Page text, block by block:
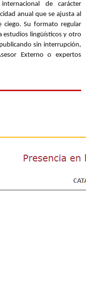
de carácter
anual que se ajusta al
ciego. Su formato regular
estudios lingüísticos y otro
sin interrupción,
Externo o expertos